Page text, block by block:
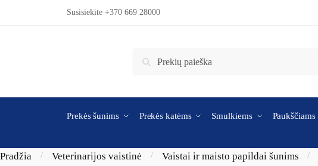
Skip to navigationSusisiekite +370 669 28000
Ieškoti:
Ieškoti
Prekės šunims Prekės katėms Smulkiems Paukščiams
Pradžia / Veterinarijos vaistinė / Vaistai ir maisto papildai šunims /